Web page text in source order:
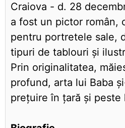
Craiova - d. 28
a fost un pictor român,
pentru portretele sale,
tipuri de tablouri și
Prin originalitatea,
profund, arta lui Baba
prețuire în țară și peste